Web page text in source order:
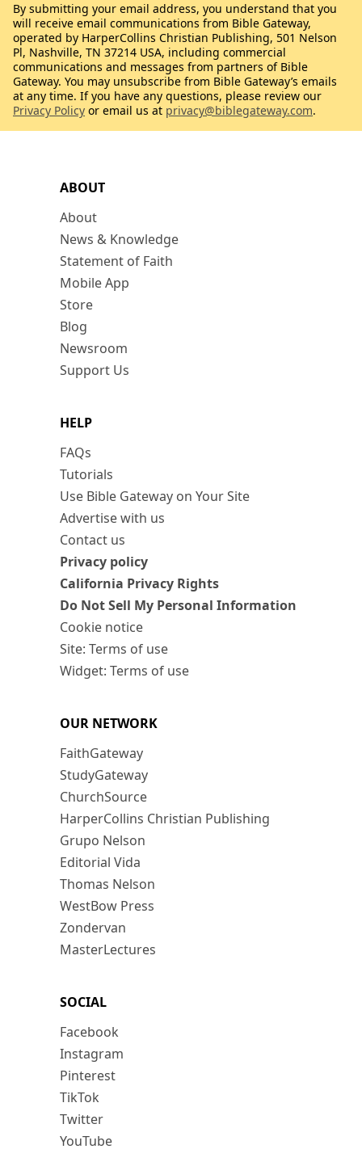
ABOUT
About
News & Knowledge
Statement of Faith
Mobile App
Store
Blog
Newsroom
Support Us
HELP
FAQs
Tutorials
Use Bible Gateway on Your Site
Advertise with us
Contact us
Privacy policy
California Privacy Rights
Do Not Sell My Personal Information
Cookie notice
Site: Terms of use
Widget: Terms of use
OUR NETWORK
FaithGateway
StudyGateway
ChurchSource
HarperCollins Christian Publishing
Grupo Nelson
Editorial Vida
Thomas Nelson
WestBow Press
Zondervan
MasterLectures
SOCIAL
Facebook
Instagram
Pinterest
TikTok
Twitter
YouTube
By submitting your email address, you understand that you
will receive email communications from Bible Gateway,
operated by HarperCollins Christian Publishing, 501 Nelson
Pl, Nashville, TN 37214 USA, including commercial
communications and messages from partners of Bible
Gateway. You may unsubscribe from Bible Gateway’s emails
at any time. If you have any questions, please review our
Privacy Policy or email us at privacy@biblegateway.com.